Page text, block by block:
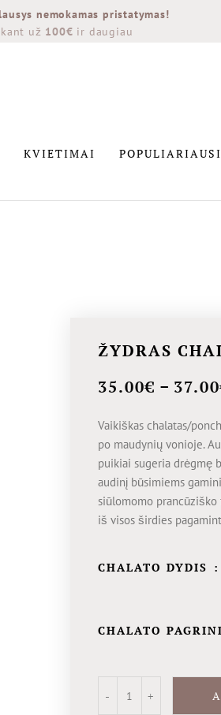
nemokamas pristatymas!
už 100€ ir daugiau
KVIETIMAIKVIETIMAI
ŽYDRAS
35.00€ – 37.00
Vaikiškas chalatas/
po maudynių vonioje.
puikiai sugeria drėgmę
audinį būsimiems
siūlomomo
iš visos širdies
CHALATO DYDIS
CHALATO